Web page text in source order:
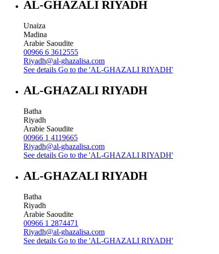
AL-GHAZALI RIYADH
Unaiza
Madina
Arabie Saoudite
00966 6 3612555
Riyadh@al-ghazalisa.com
See details Go to the 'AL-GHAZALI RIYADH'
AL-GHAZALI RIYADH
Batha
Riyadh
Arabie Saoudite
00966 1 4119665
Riyadh@al-ghazalisa.com
See details Go to the 'AL-GHAZALI RIYADH'
AL-GHAZALI RIYADH
Batha
Riyadh
Arabie Saoudite
00966 1 2874471
Riyadh@al-ghazalisa.com
See details Go to the 'AL-GHAZALI RIYADH'